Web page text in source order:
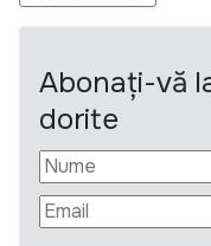
Abonați-vă
dorite